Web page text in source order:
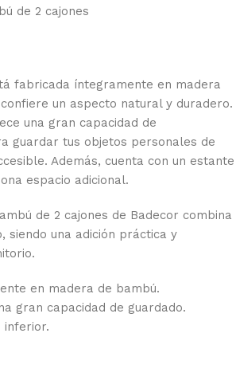
de 2 cajones
fabricada íntegramente en madera
un aspecto natural y duradero.
una gran capacidad de
guardar tus objetos personales de
Además, cuenta con un estante
espacio adicional.
de 2 cajones de Badecor combina
siendo una adición práctica y
en madera de bambú.
gran capacidad de guardado.